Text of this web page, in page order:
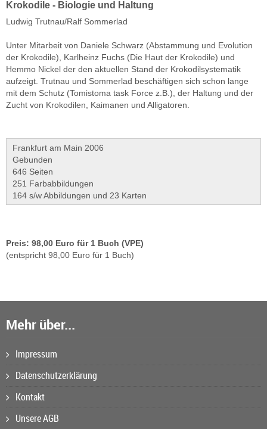
Krokodile - Biologie und Haltung
Ludwig Trutnau/Ralf Sommerlad
Unter Mitarbeit von Daniele Schwarz (Abstammung und Evolution
der Krokodile), Karlheinz Fuchs (Die Haut der Krokodile) und
Hemmo Nickel der den aktuellen Stand der Krokodilsystematik
aufzeigt. Trutnau und Sommerlad beschäftigen sich schon lange
mit dem Schutz (Tomistoma task Force z.B.), der Haltung und der
Zucht von Krokodilen, Kaimanen und Alligatoren.
Frankfurt am Main 2006
Gebunden
646 Seiten
251 Farbabbildungen
164 s/w Abbildungen und 23 Karten
Preis: 98,00 Euro für 1 Buch (VPE)
(entspricht 98,00 Euro für 1 Buch)
Mehr über...
Impressum
Datenschutzerklärung
Kontakt
Unsere AGB